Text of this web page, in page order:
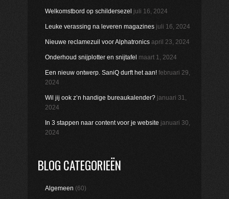
Welkomstbord op schildersezel juli 16, 2024
Leuke verassing na leveren magazines juli 16, 2024
Nieuwe reclamezuil voor Alphatronics april 23, 2024
Onderhoud snijplotter en snijtafel maart 1, 2024
Een nieuw ontwerp. SaniQ durft het aan! februari 29,
2024
Wil jij ook z’n handige bureaukalender? januari 31,
2024
In 3 stappen naar content voor je website januari 30,
2024
BLOG CATEGORIEËN
Algemeen (60)